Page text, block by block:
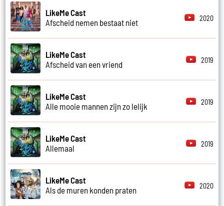
LikeMe Cast
Afscheid nemen bestaat niet
2020
LikeMe Cast
Afscheid van een vriend
2019
LikeMe Cast
Alle mooie mannen zijn zo lelijk
2019
LikeMe Cast
Allemaal
2019
LikeMe Cast
Als de muren konden praten
2020